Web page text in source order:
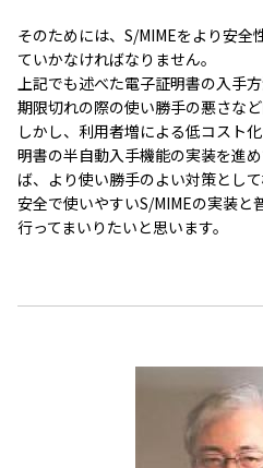
そのためには、S/MIMEをより安全
ていかなければなりません。
上記でも述べた電子証明書の入手
期限切れの際の使い勝手の悪さな
しかし、利用者増による低コスト
明書の半自動入手機能の実装を進
ば、より使い勝手のよい対策とし
安全で使いやすいS/MIMEの実装と
行ってまいりたいと思います。